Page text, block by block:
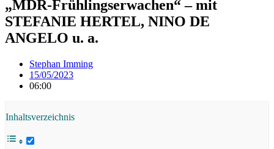
„MDR-Frühlingserwachen“ – mit
STEFANIE HERTEL, NINO DE
ANGELO u. a.
Stephan Imming
15/05/2023
06:00
Inhaltsverzeichnis